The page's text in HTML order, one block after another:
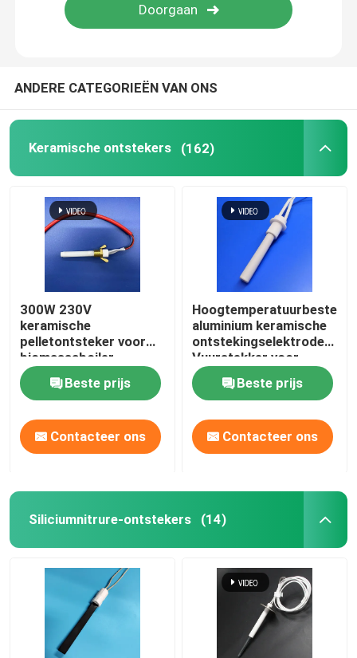
Draagbare ozonmachine
ANDERE CATEGORIEËN VAN ONS
Keramische ontstekers (162)
300W 230V
keramische
pelletontsteker voor
biomassaboiler
Beste prijs
Contacteer ons
aluminium keramische
ontstekingselektroden
Vuurstekker voor
pelletkachel
Beste prijs
Contacteer ons
Siliciumnitrure-ontstekers (14)